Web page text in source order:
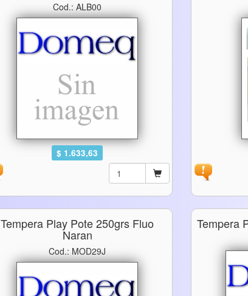
Cod.: ALB00
$ 1.633,63
Tempera Play Pote 250grs Fluo
Naran
Cod.: MOD29J
Tempera